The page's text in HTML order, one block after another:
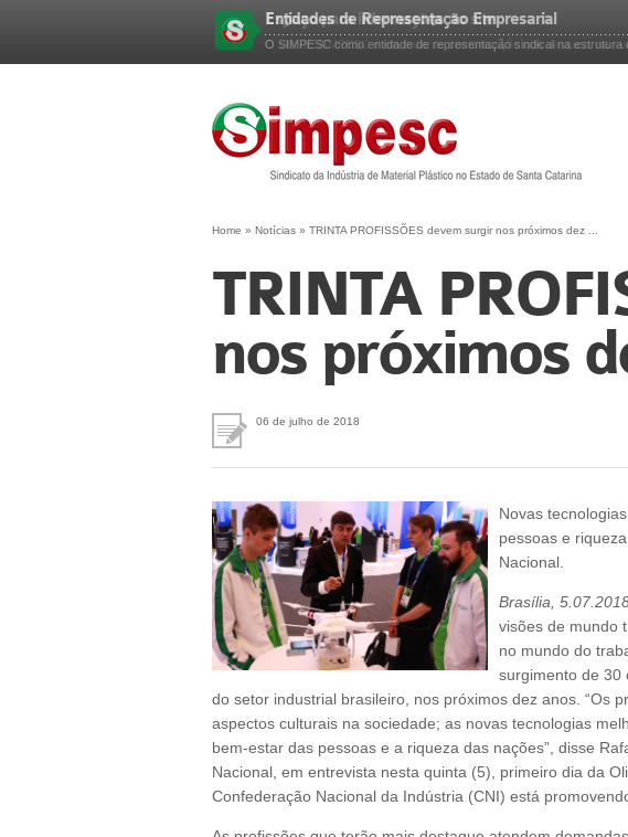
Entidades de Representação Empresarial
O SIMPESC como entidade de representação sindical na estrutura
Home » Notícias » TRINTA PROFISSÕES devem surgir nos próximos dez ...
TRINTA
nos próximos
06 de julho de 2018
Novas
pessoas e
Nacional.
Brasília,
visões de mundo
no mundo do
surgimento de 30
do setor industrial brasileiro, nos próximos dez anos. “Os
aspectos culturais na sociedade; as novas tecnologias
bem-estar das pessoas e a riqueza das nações”, disse
Nacional, em entrevista nesta quinta (5), primeiro dia da
Confederação Nacional da Indústria (CNI) está